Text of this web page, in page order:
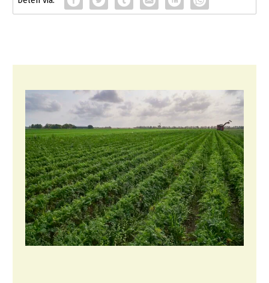
Paddenstoelen
Multifunctionele landbouw
Multifunctioneel
Vrouw en Bedrijf
Onderwerpen
Nieuws
Nieuwsabonnement